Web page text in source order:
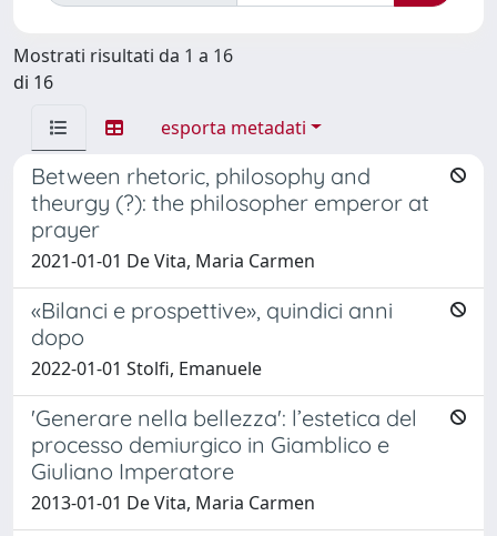
Mostrati risultati da 1 a 16
di 16
esporta metadati
Between rhetoric, philosophy and
theurgy (?): the philosopher emperor at
prayer
2021-01-01 De Vita, Maria Carmen
«Bilanci e prospettive», quindici anni
dopo
2022-01-01 Stolfi, Emanuele
'Generare nella bellezza': l’estetica del
processo demiurgico in Giamblico e
Giuliano Imperatore
2013-01-01 De Vita, Maria Carmen